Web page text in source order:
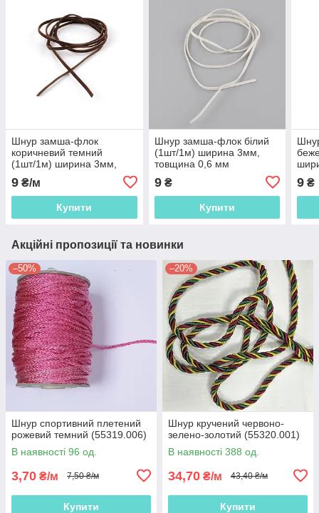
Шнур замша-флок
коричневий темний
(1шт/1м) ширина 3мм,
(55302.001)
9 ₴/м
Купити
Шнур замша-флок білий
(1шт/1м) ширина 3мм,
товщина 0,6 мм
9₴
Купити
9 ₴
Акційні пропозиції та новинки
–50%
Шнур спортивний плетений
рожевий темний (55319.006)
В наявності 96 од.
3,70 ₴/м 7,50 ₴/м
Купити
–20%
Шнур кручений червоно-
зелено-золотий (55320.001)
В наявності 388 од.
34,70 ₴/м 43,40 ₴/м
Купити